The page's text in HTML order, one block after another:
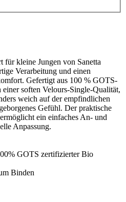
kleine Jungen von Sanetta
Verarbeitung und einen
Gefertigt aus 100 % GOTS-
soften Velours-Single-Qualität,
weich auf der empfindlichen
Gefühl. Der praktische
ein einfaches An- und
Anpassung.
GOTS zertifizierter Bio
Binden